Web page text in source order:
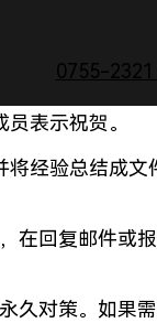
0755-2321
表示祝贺。
经验总结成
在回复邮件或
久对策。如果